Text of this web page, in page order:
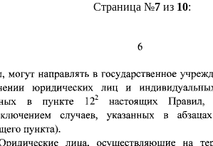
Страница №7из 10: